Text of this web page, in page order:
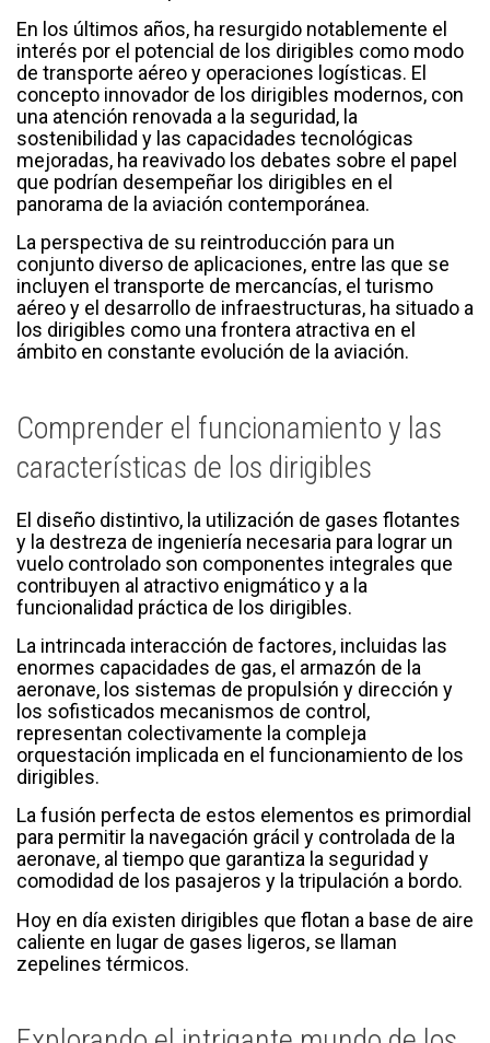
En los últimos años, ha resurgido notablemente el
interés por el potencial de los dirigibles como modo
de transporte aéreo y operaciones logísticas. El
concepto innovador de los dirigibles modernos, con
una atención renovada a la seguridad, la
sostenibilidad y las capacidades tecnológicas
mejoradas, ha reavivado los debates sobre el papel
que podrían desempeñar los dirigibles en el
panorama de la aviación contemporánea.
La perspectiva de su reintroducción para un
conjunto diverso de aplicaciones, entre las que se
incluyen el transporte de mercancías, el turismo
aéreo y el desarrollo de infraestructuras, ha situado a
los dirigibles como una frontera atractiva en el
ámbito en constante evolución de la aviación.
Comprender el funcionamiento y las
características de los dirigibles
El diseño distintivo, la utilización de gases flotantes
y la destreza de ingeniería necesaria para lograr un
vuelo controlado son componentes integrales que
contribuyen al atractivo enigmático y a la
funcionalidad práctica de los dirigibles.
La intrincada interacción de factores, incluidas las
enormes capacidades de gas, el armazón de la
aeronave, los sistemas de propulsión y dirección y
los sofisticados mecanismos de control,
representan colectivamente la compleja
orquestación implicada en el funcionamiento de los
dirigibles.
La fusión perfecta de estos elementos es primordial
para permitir la navegación grácil y controlada de la
aeronave, al tiempo que garantiza la seguridad y
comodidad de los pasajeros y la tripulación a bordo.
Hoy en día existen dirigibles que flotan a base de aire
caliente en lugar de gases ligeros, se llaman
zepelines térmicos.